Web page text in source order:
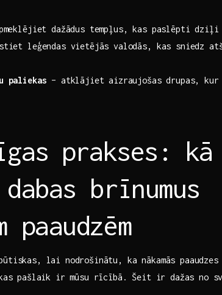
dažādus tempļus,‌ kas paslēpti dziļi
leģendas vietējās valodās, kas sniedz
paliekas – atklājiet aizraujošas drupas, kur
⁣prakses: kā
brīnumus
paaudzēm
lai​ nodrošinātu, ka ​nākamās
pašlaik ir mūsu rīcībā. Šeit ir dažas no